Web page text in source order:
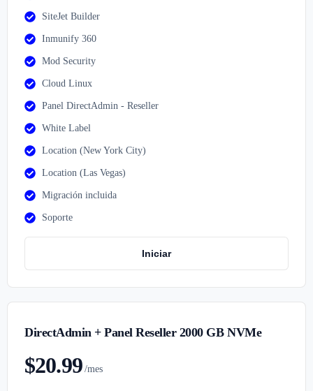
Iniciar
SiteJet Builder
Inmunify 360
Mod Security
Cloud Linux
Panel DirectAdmin - Reseller
White Label
Location (New York City)
Location (Las Vegas)
Migración incluida
Soporte
DirectAdmin + Panel Reseller 2000 GB NVMe
$20.99 /mes